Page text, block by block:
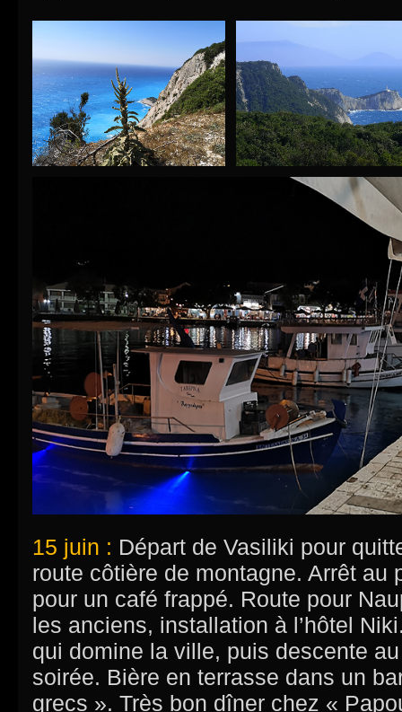
15 juin : Départ de Vasiliki pour
route côtière de montagne. Arrêt au
pour un café frappé. Route pour
les anciens, installation à l’hôtel
qui domine la ville, puis descente
soirée. Bière en terrasse dans un
grecs ». Très bon dîner chez «